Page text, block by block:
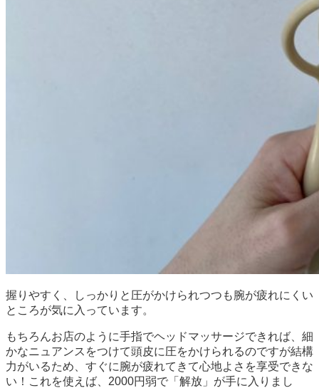
握りやすく、しっかりと圧がかけられつつも腕が疲れにくい
ところが気に入っています。
もちろんお店のように手指でヘッドマッサージできれば、細
かなニュアンスをつけて頭皮に圧をかけられるのですが結構
力がいるため、すぐに腕が疲れてきて心地よさを享受できな
い！これを使えば、2000円弱で「解放」が手に入りまし